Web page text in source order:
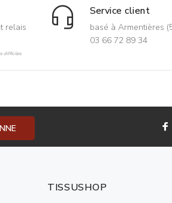
relais
difficiles
Service client
basé à Armentières
03 66 72 89 34
TISSUSHOP